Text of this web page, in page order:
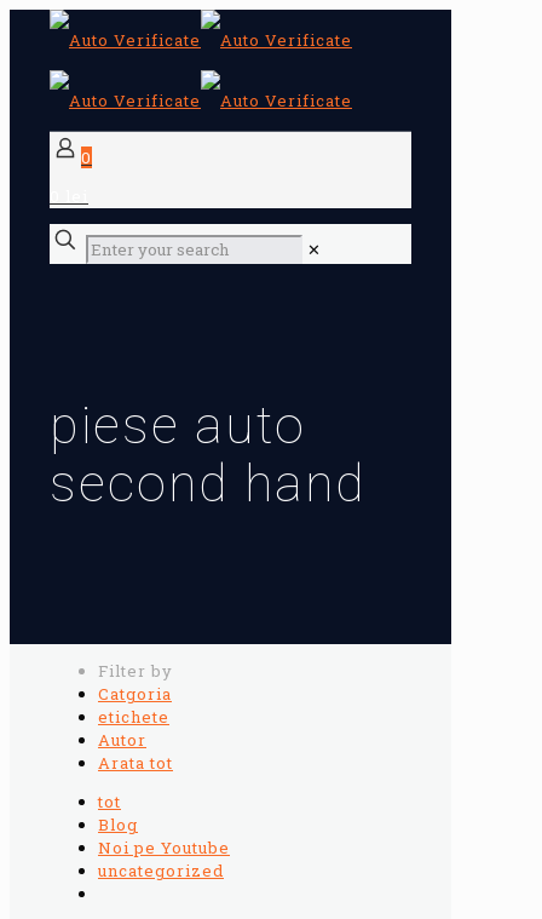
0
✕
piese auto
second hand
Filter by
Catgoria
etichete
Autor
Arata tot
tot
Blog
Noi pe Youtube
uncategorized